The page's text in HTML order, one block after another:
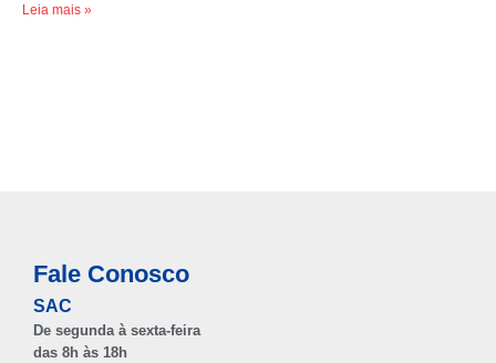
Leia mais »
Fale Conosco
SAC
De segunda à sexta-feira
das 8h às 18h